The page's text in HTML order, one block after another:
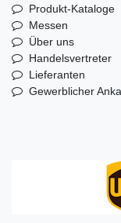
Produkt-Kataloge
Messen
Über uns
Handelsvertreter
Lieferanten
Gewerblicher